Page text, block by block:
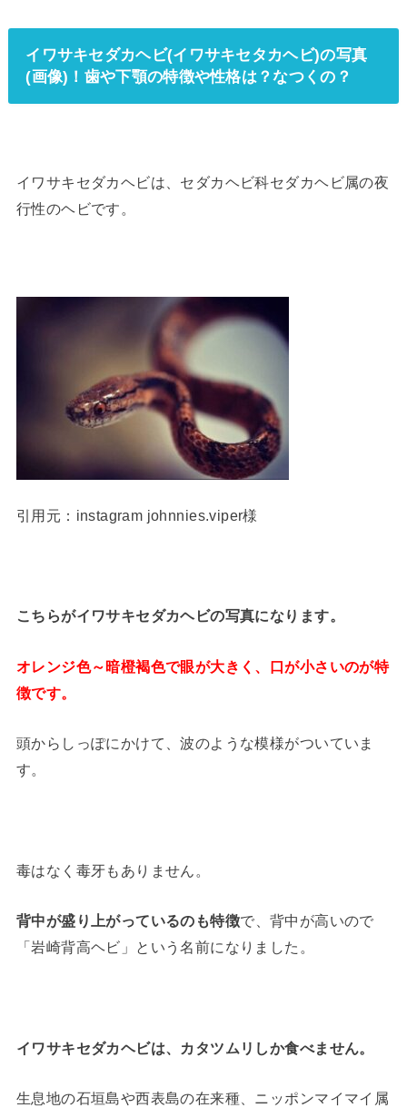
イワサキセダカヘビ(イワサキセタカヘビ)の写真
(画像)！歯や下顎の特徴や性格は？なつくの？
イワサキセダカヘビは、セダカヘビ科セダカヘビ属の夜
行性のヘビです。
引用元：instagram johnnies.viper様
こちらがイワサキセダカヘビの写真になります。
オレンジ色～暗橙褐色で眼が大きく、口が小さいのが特
徴です。
頭からしっぽにかけて、波のような模様がついていま
す。
毒はなく毒牙もありません。
背中が盛り上がっているのも特徴で、背中が高いので
「岩崎背高ヘビ」という名前になりました。
イワサキセダカヘビは、カタツムリしか食べません。
生息地の石垣島や西表島の在来種、ニッポンマイマイ属